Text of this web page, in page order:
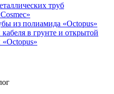
труб
из полиамида «Octopus»
в грунте и открытой